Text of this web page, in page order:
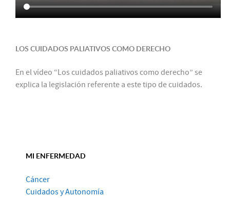
LOS CUIDADOS PALIATIVOS COMO DERECHO
En el vídeo “Los cuidados paliativos como derecho” se
explica la legislación referente a este tipo de cuidados.
MI ENFERMEDAD
Cáncer
Cuidados y Autonomía